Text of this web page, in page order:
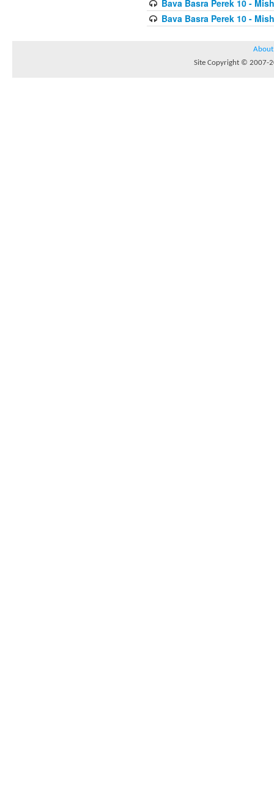
Bava Basra Perek 10 -
Bava Basra Perek 10 -
About
Site Copyright © 2007-